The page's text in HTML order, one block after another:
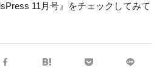
11月号』をチェックしてみて